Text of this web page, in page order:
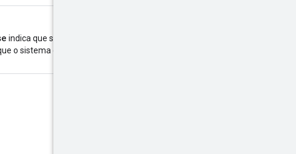
indica que se trata de uma
o sistema deve devolver a página